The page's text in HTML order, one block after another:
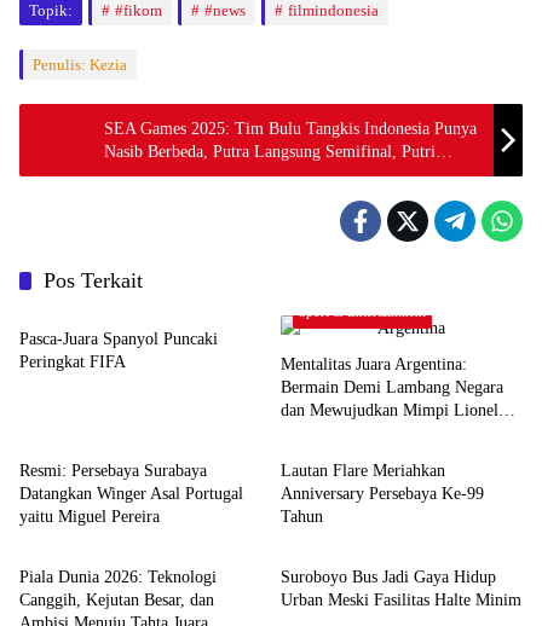
Topik: #fikom #news filmindonesia
Penulis: Kezia
SEA Games 2025: Tim Bulu Tangkis Indonesia Punya
Nasib Berbeda, Putra Langsung Semifinal, Putri
Tantang Myanmar
Pos Terkait
Sport & Entertainment
Pasca-Juara Spanyol Puncaki
Peringkat FIFA
Mentalitas Juara Argentina:
Bermain Demi Lambang Negara
dan Mewujudkan Mimpi Lionel
Resmi: Persebaya Surabaya
Datangkan Winger Asal Portugal
yaitu Miguel Pereira
Sport & Entertainment
Lautan Flare Meriahkan
Anniversary Persebaya Ke-99
Tahun
Sport & Entertainment
Piala Dunia 2026: Teknologi
Canggih, Kejutan Besar, dan
Creative Writing
Suroboyo Bus Jadi Gaya Hidup
Urban Meski Fasilitas Halte Minim